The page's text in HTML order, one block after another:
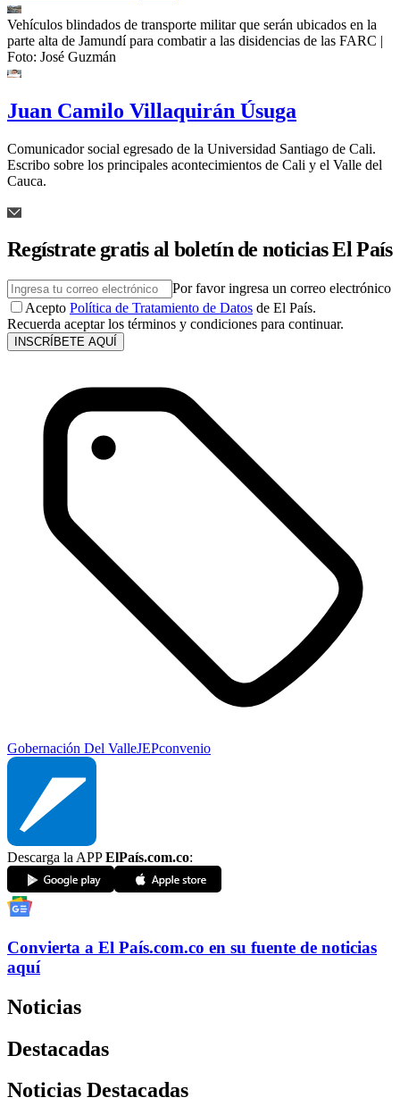
Vehículos blindados de transporte militar que serán ubicados en la
parte alta de Jamundí para combatir a las disidencias de las FARC |
Foto: José Guzmán
Juan Camilo Villaquirán Úsuga
Comunicador social egresado de la Universidad Santiago de Cali.
Escribo sobre los principales acontecimientos de Cali y el Valle del
Cauca.
Regístrate gratis al boletín de noticias El País
Por favor ingresa un correo electrónico
Acepto Política de Tratamiento de Datos de El País.
Recuerda aceptar los términos y condiciones para continuar.
INSCRÍBETE AQUÍ
Gobernación Del ValleJEPconvenio
Descarga la APPElPaís.com.co:
Convierta a El País.com.co en su fuente de noticias
aquí
Noticias
Destacadas
Noticias Destacadas